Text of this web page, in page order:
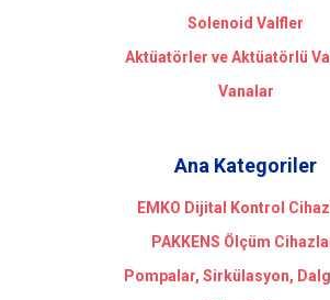
Solenoid Valfler
Aktüatörler ve Aktüatörlü
Vanalar
Ana Kategoriler
EMKO Dijital Kontrol
PAKKENS Ölçüm
Pompalar, Sirkülasyon,